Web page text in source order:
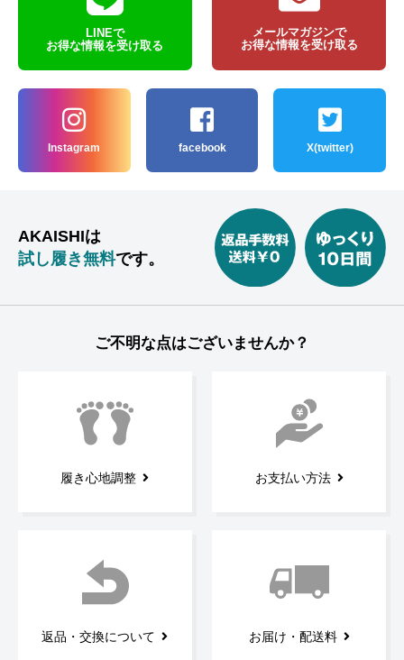
LINEで
お得な情報を受け取る
メールマガジンで
お得な情報を受け取る
Instagram facebook X(twitter)
AKAISHIは
試し履き無料です。
ご不明な点はございませんか？
履き心地調整 お支払い方法
返品・交換について お届け・配送料